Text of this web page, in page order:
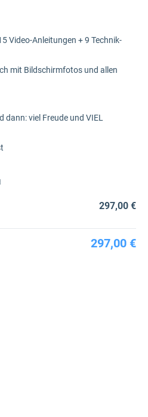
Video-Anleitungen + 9 Technik-
mit Bildschirmfotos und allen
dann: viel Freude und VIEL
297,00 €
297,00 €